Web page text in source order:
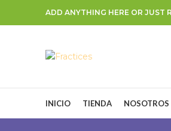
ADD ANYTHING HERE OR JUST
INICIO TIENDA NOSOTROS